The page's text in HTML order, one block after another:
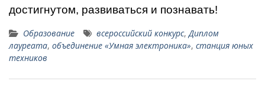
достигнутом, развиваться и познавать!
Образование все­российский конкурс,Диплом
лауреата, объеди­нение «Умная электроника», станция юных
техников